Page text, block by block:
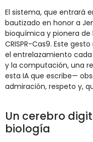
El sistema, que entrará
bautizado en honor a
bioquímica y pionera
CRISPR-Cas9. Este
el entrelazamiento
y la computación, una
esta IA que escribe—
admiración, respeto y,
Un cerebro
biología